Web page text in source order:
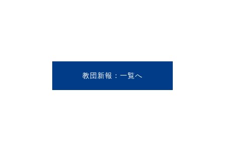
教団新報